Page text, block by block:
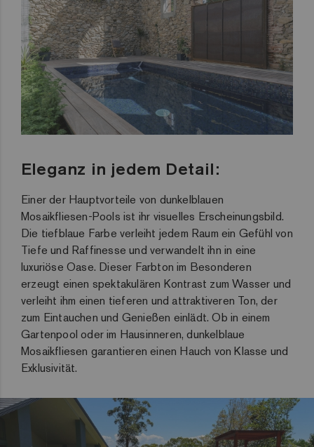
Eleganz in jedem Detail:
Einer der Hauptvorteile von dunkelblauen
Mosaikfliesen-Pools ist ihr visuelles Erscheinungsbild.
Die tiefblaue Farbe verleiht jedem Raum ein Gefühl von
Tiefe und Raffinesse und verwandelt ihn in eine
luxuriöse Oase. Dieser Farbton im Besonderen
erzeugt einen spektakulären Kontrast zum Wasser und
verleiht ihm einen tieferen und attraktiveren Ton, der
zum Eintauchen und Genießen einlädt. Ob in einem
Gartenpool oder im Hausinneren, dunkelblaue
Mosaikfliesen garantieren einen Hauch von Klasse und
Exklusivität.